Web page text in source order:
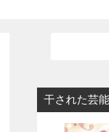
干された芸